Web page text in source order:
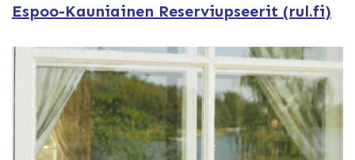
Espoo-Kauniainen Reserviupseerit (rul.fi)